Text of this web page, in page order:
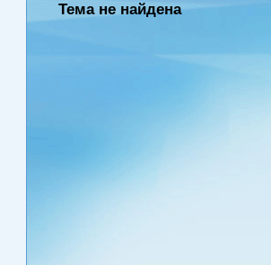
Тема не найдена